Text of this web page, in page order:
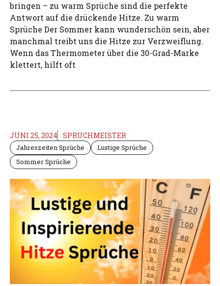
bringen – zu warm Sprüche sind die perfekte
Antwort auf die drückende Hitze. Zu warm
Sprüche Der Sommer kann wunderschön sein, aber
manchmal treibt uns die Hitze zur Verzweiflung.
Wenn das Thermometer über die 30-Grad-Marke
klettert, hilft oft
JUNI 25, 2024 SPRUCHMEISTER
Jahreszeiten Sprüche
Lustige Sprüche
Sommer Sprüche